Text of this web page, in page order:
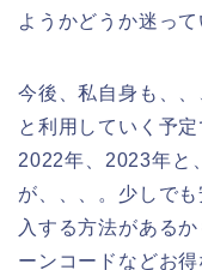
ようかどうか迷っ
今後、私自身も、
と利用していく予
2022年、2023年と
が、、、。少しで
入する方法がある
ーンコードなどお